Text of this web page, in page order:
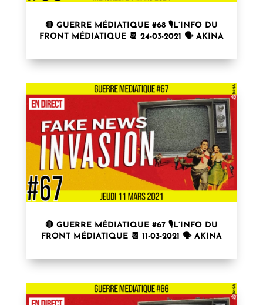
🔴 GUERRE MÉDIATIQUE #68 🎙L’INFO DU
FRONT MÉDIATIQUE 📆 24-03-2021 🗣 AKINA
🔴 GUERRE MÉDIATIQUE #67 🎙L’INFO DU
FRONT MÉDIATIQUE 📆 11-03-2021 🗣 AKINA